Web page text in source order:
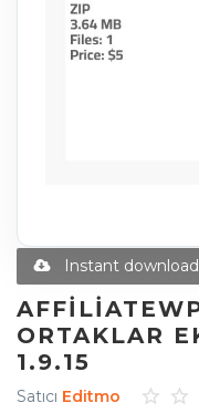
Yazılım
Dijital Kitaplar
Favoriler
İletişim
Giriş Yap
Instant download
ORTAKLAR
1.9.15
Satıcı Editmo